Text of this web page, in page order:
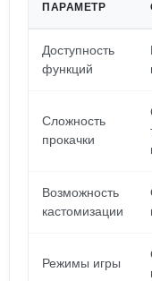
ПАРАМЕТР
Доступность
функций
Сложность
прокачки
Возможность
кастомизации
Режимы игры